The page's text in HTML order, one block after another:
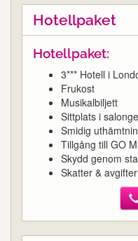
Hotellpaket
Hotellpaket:
3*** Hotell i
Frukost
Musikalbiljett
Sittplats i
Smidig
Tillgång till GO
Skydd genom
Skatter & avgifter